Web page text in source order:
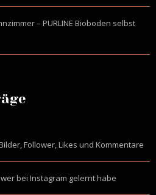
– PURLINE Bioboden selbst
Follower, Likes und Kommentare
bei Instagram gelernt habe